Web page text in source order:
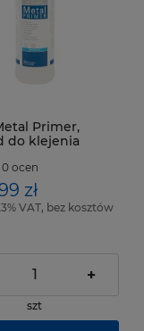
Primer,
do klejenia
0 ocen
zł
VAT, bez kosztów
+
szt